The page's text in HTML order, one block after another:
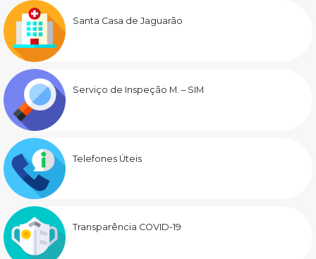
Santa Casa de Jaguarão
Serviço de Inspeção M. – SIM
Telefones Úteis
Transparência COVID-19